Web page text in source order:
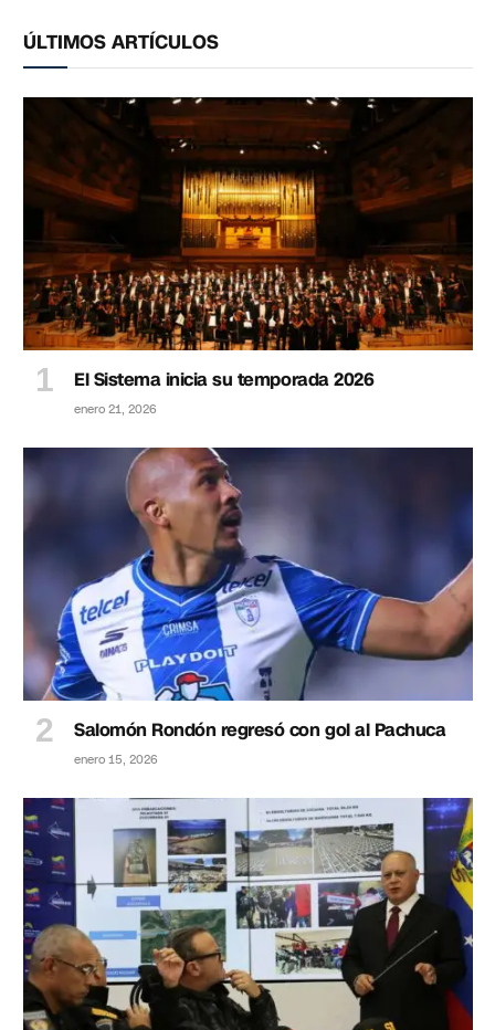
ÚLTIMOS ARTÍCULOS
El Sistema inicia su temporada 2026
enero 21, 2026
Salomón Rondón regresó con gol al Pachuca
enero 15, 2026